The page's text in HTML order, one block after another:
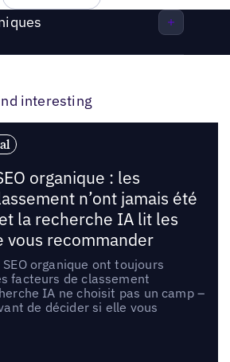
interesting
organique : les
n’ont jamais été
la recherche IA lit les
vous recommander
SEO organique ont toujours
facteurs de classement
IA ne choisit pas un camp –
de décider si elle vous